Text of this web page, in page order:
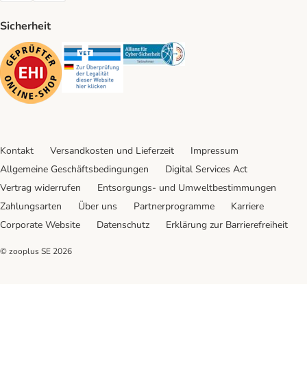
Sicherheit
Security Security Security
Kontakt Versandkosten und Lieferzeit
Impressum
Allgemeine Geschäftsbedingungen
Digital Services Act
Vertrag widerrufen
Entsorgungs- und Umweltbestimmungen
Zahlungsarten
Über uns Partnerprogramme
Karriere
Corporate Website
Datenschutz Erklärung zur Barrierefreiheit
© zooplus SE 2026